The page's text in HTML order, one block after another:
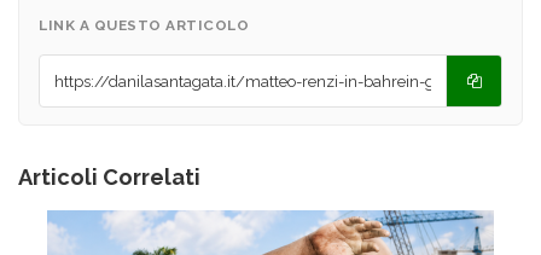
LINK A QUESTO ARTICOLO
Articoli Correlati